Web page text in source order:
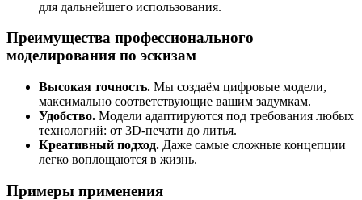
для дальнейшего использования.
Преимущества профессионального
моделирования по эскизам
Высокая точность. Мы создаём цифровые модели,
максимально соответствующие вашим задумкам.
Удобство. Модели адаптируются под требования любых
технологий: от 3D-печати до литья.
Креативный подход. Даже самые сложные концепции
легко воплощаются в жизнь.
Примеры применения